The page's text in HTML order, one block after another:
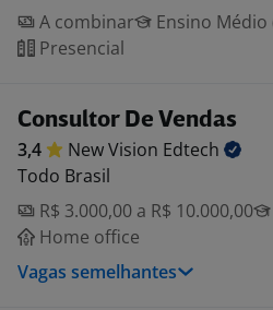
A combinar
Ensino Médio
Presencial
Consultor De Vendas
3,4 New Vision Edtech
Todo Brasil
R$ 3.000,00 a R$ 10.000,00
Home office
Vagas semelhantes